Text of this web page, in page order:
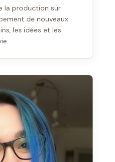
la production sur
de nouveaux
les idées et les